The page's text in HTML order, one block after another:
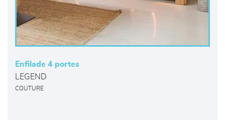
Enfilade 4 portes
LEGEND
COUTURE